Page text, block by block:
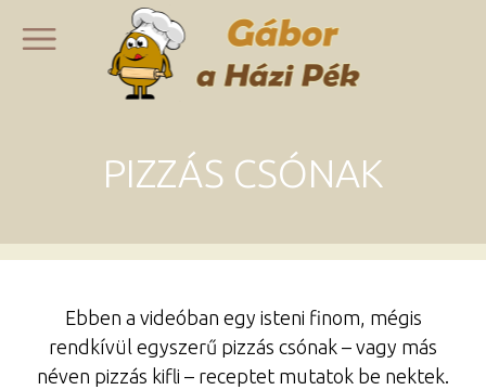
PIZZÁS CSÓNAK
Ebben a videóban egy isteni finom, mégis
rendkívül egyszerű pizzás csónak – vagy más
néven pizzás kifli – receptet mutatok be nektek.